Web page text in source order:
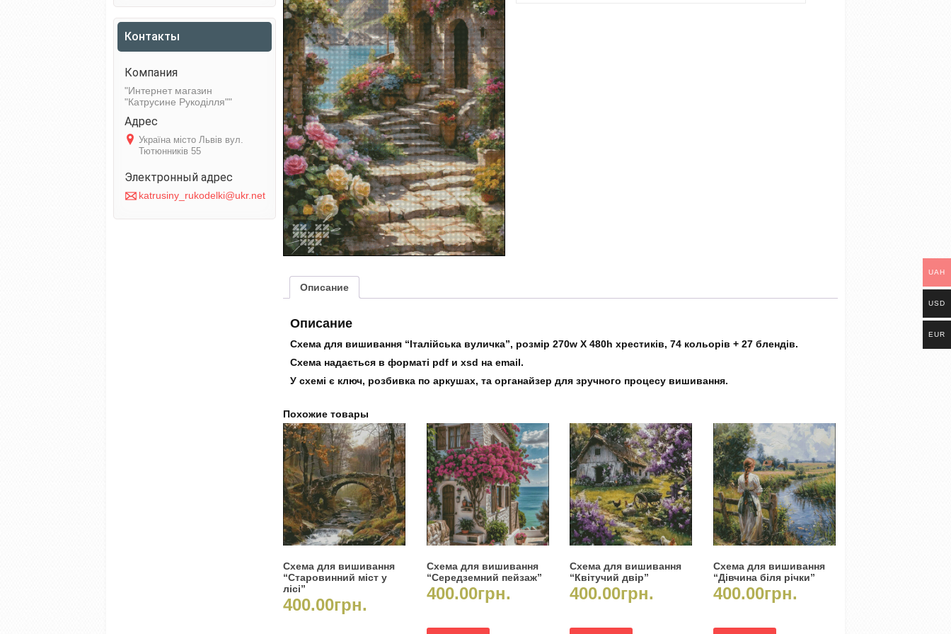
Описание
Описание
Схема для вишивання “Італійська вуличка”, розмір 270w X 480h хрестиків, 74 кольорів + 27 блендів.
Схема надається в форматі pdf и xsd на email.
У схемі є ключ, розбивка по аркушах, та органайзер для зручного процесу вишивання.
Похожие товары
Схема для вишивання
“Старовинний міст у
лісі”
400.00грн.
Схема для вишивання
“Середземний пейзаж”
400.00грн.
Схема для вишивання
“Квітучий двір”
400.00грн.
Схема для вишивання
“Дівчина біля річки”
400.00грн.
Контакты
Интернет магазин
"Катрусине Рукоділля"
Україна місто Львів вул.
Тютюнників 55
katrusiny_rukodelki@ukr.net
UAH
USD
EUR